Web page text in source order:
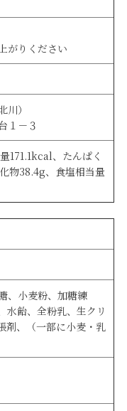
がりください
川）
１－３
171.1kcal、たんぱく
物38.4g、食塩相当量
、小麦粉、加糖練
水飴、全粉乳、生クリ
剤、（一部に小麦・乳